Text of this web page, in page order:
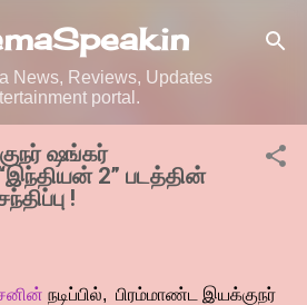
to main content
News, Reviews, Updates
portal.
ஷங்கர்
2” படத்தின்
!
நடிப்பில், பிரம்மாண்ட இயக்குநர்